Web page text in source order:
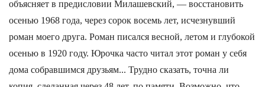
объясняет в предисловии Милашевский, — восстановить
осенью 1968 года, через сорок восемь лет, исчезнувший
роман моего друга. Роман писался весной, летом и глубокой
осенью в 1920 году. Юрочка часто читал этот роман у себя
дома собравшимся друзьям... Трудно сказать, точна ли